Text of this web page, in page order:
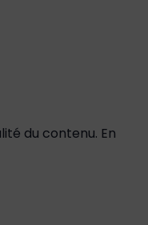
du contenu. En